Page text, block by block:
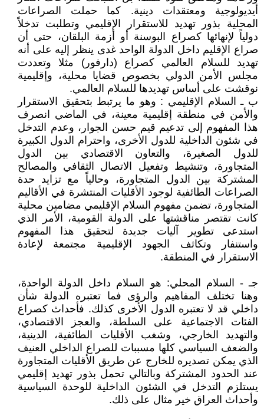
أيديولوجية ومعتقدات دينية. كما حملت الصراعات
المحلية بذور تهديد للاستقرار الإقليمي وتطلبت تدخلاً
دولياً لإنهائها كصراع البوسنة أو أزمة البلقان، حتى أن
صراع الإقليم داخل الدولة الواحد غدى ينظر إليه على أنه
تهديد للسلام العالمي كصراع (دارفور) مثلا وتعددت
مجلس الأمن الدولي بخصوص قضايا محلية، وإقليمية
نوقشت على أساس تهديدها للسلام العالمي.
ب ـ السلام الإقليمي : وهو ما يرتبط بتحقيق الاستقرار
والأمن في منطقة إقليمية معينة، في الماضي انصرف
هذا المفهوم إلى تدعيم قيم حسن الجوار، وعدم التدخل
في شئون الداخلية للدول الأخرى، واحترام الدول الكبيرة
للدول الصغيرة، والتعاون الاقتصادي بين الدول
المتجاورة، وتنشيط وتفعيل الاتصال الثقافي والمصالح
المشتركة بين الدول المتجاورة، وحالياً مع تزايد حدة
الصراعات الطائفية لوجود الأقليات المنتشرة في الأقاليم
المتجاورة، تضمن مفهوم السلام الإقليمي مضامين محلية
كانت تقتصر مناقشتها على الدولة القومية، الأمر الذي
استدعى تطوير آليات جديدة لتحقيق هذا المفهوم
واستنفار وتكاثف الجهود الإقليمية مجتمعة لإعادة
الاستقرار في المنطقة.
جـ - السلام المحلي: هو السلام داخل الدولة الواحدة،
وهنا تختلف المفاهيم والرؤى فما تعتبره الدولة شأن
داخلي قد لا تعتبره الدول الأخرى كذلك. فأحداث كصراع
الفئات الاجتماعية على السلطة، والعجز الاقتصادي،
والتهديد الخارجي، وشغب الأقليات الطائفية، الدينية،
والضعف السياسي كلها مسببات للصراع الداخلي العنيف
الذي يمكن تصديره للخارج عن طريق الأقليات المتجاورة
عند الحدود المشتركة وبالتالي تحمل بذور تهديد إقليمي
يستلزم التدخل في الشئون الداخلية للوحدة السياسية
وأحداث العراق خير مثال على ذلك.